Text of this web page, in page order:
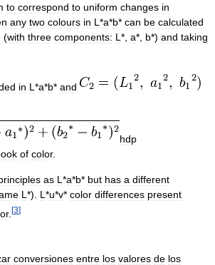
to correspond to uniform changes in
any two colours in L *a*b* can be calculated
(with three components: L *, a*, b*) and taking
in L*a*b* and
hdp
of color.
as L*a*b* but has a different
L*). L*u*v* color differences present
. [3]
conversiones entre los valores de los